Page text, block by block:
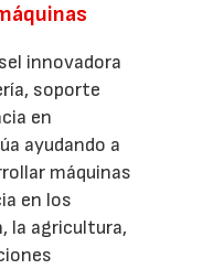
innovadora
soporte
en
ayudando a
máquinas
en los
la agricultura,